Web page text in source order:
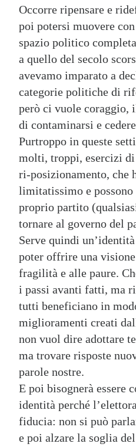
Occorre ripensare e
poi potersi muovere
spazio politico
a quello del secolo
avevamo imparato a
categorie politiche di
però ci vuole coraggio,
di contaminarsi e
Purtroppo in queste
molti, troppi, esercizi
ri-posizionamento, che
limitatissimo e
proprio partito
tornare al governo del
Serve quindi
poter offrire una
fragilità e alle paure.
i passi avanti fatti, ma
tutti beneficiano in
miglioramenti creati
non vuol dire adottare
ma trovare risposte
parole nostre.
E poi bisognerà essere
identità perché
fiducia: non si può
e poi alzare la soglia